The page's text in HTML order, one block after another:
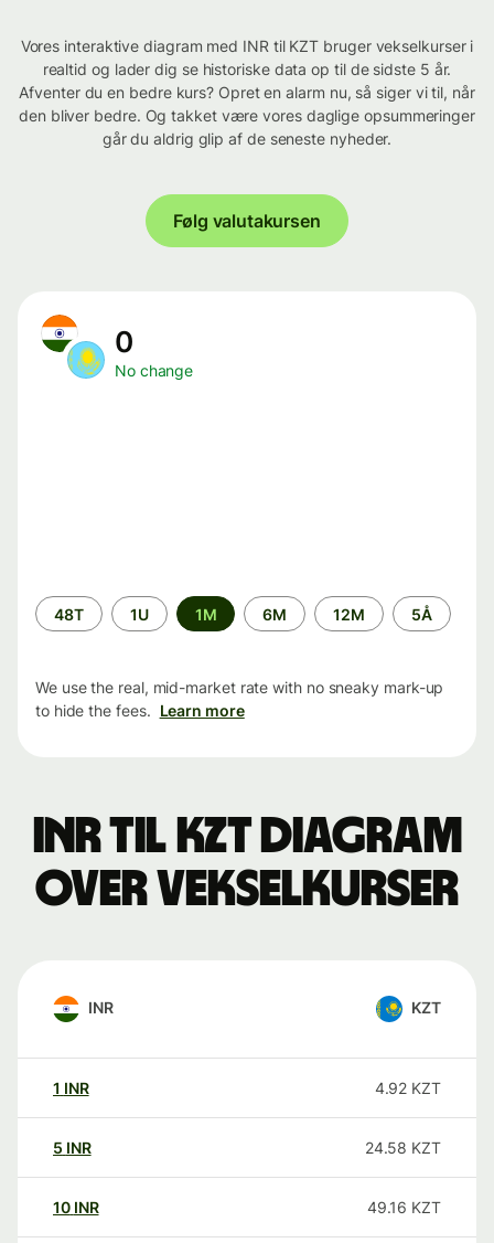
Vores interaktive diagram med INR til KZT bruger vekselkurser i
realtid og lader dig se historiske data op til de sidste 5 år.
Afventer du en bedre kurs? Opret en alarm nu, så siger vi til, når
den bliver bedre. Og takket være vores daglige opsummeringer
går du aldrig glip af de seneste nyheder.
Følg valutakursen
0
No change
Time
period
48T 1U 1M 6M 12M 5Å
We use the real, mid-market rate with no sneaky mark-up
to hide the fees. Learn more
INR til KZT Diagram
over vekselkurser
INR KZT
1 INR 4.92 KZT
5 INR 24.58 KZT
10 INR 49.16 KZT